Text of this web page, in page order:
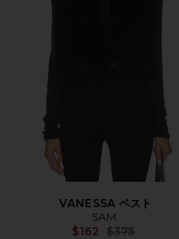
VANESSA ベスト
SAM.
$162 Previous price:
$375